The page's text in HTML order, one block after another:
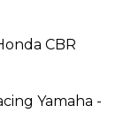
CBR
Yamaha -